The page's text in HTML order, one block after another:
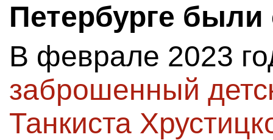
Петербурге
В феврале 2023
заброшенный
Танкиста